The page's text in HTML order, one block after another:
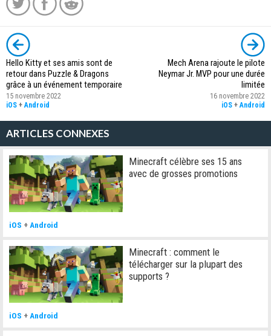
Hello Kitty et ses amis sont de
retour dans Puzzle & Dragons
grâce à un événement temporaire
15 novembre 2022
iOS + Android
Mech Arena rajoute le pilote
Neymar Jr. MVP pour une durée
limitée
16 novembre 2022
iOS + Android
ARTICLES CONNEXES
Minecraft célèbre ses 15 ans
avec de grosses promotions
iOS + Android
Minecraft : comment le
télécharger sur la plupart des
supports ?
iOS + Android